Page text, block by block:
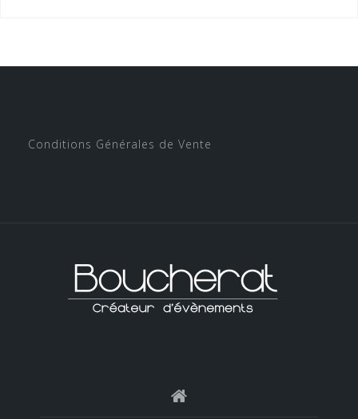
Conditions Générales de Vente